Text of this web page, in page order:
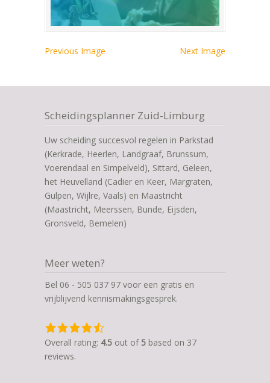
Previous Image Next Image
Scheidingsplanner Zuid-Limburg
Uw scheiding succesvol regelen in Parkstad
(Kerkrade, Heerlen, Landgraaf, Brunssum,
Voerendaal en Simpelveld), Sittard, Geleen,
het Heuvelland (Cadier en Keer, Margraten,
Gulpen, Wijlre, Vaals) en Maastricht
(Maastricht, Meerssen, Bunde, Eijsden,
Gronsveld, Bemelen)
Meer weten?
Bel 06 - 505 037 97 voor een gratis en
vrijblijvend kennismakingsgesprek.
4,5
rating
based
Overall rating: 4.5 out of 5 based on 37
reviews.